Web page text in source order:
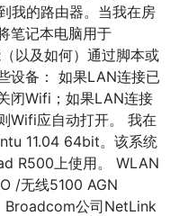
我的路由器。当我在房
笔记本电脑用于
以及如何）通过脚本或
设备： 如果LAN连接已
闭Wifi；如果LAN连接
Wifi应自动打开。 我在
11.04 64bit。该系统
R500上使用。 WLAN
/无线5100 AGN
Broadcom公司NetLink